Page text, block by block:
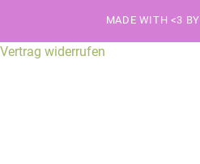
MADE WITH <3 BY
Vertrag widerrufen